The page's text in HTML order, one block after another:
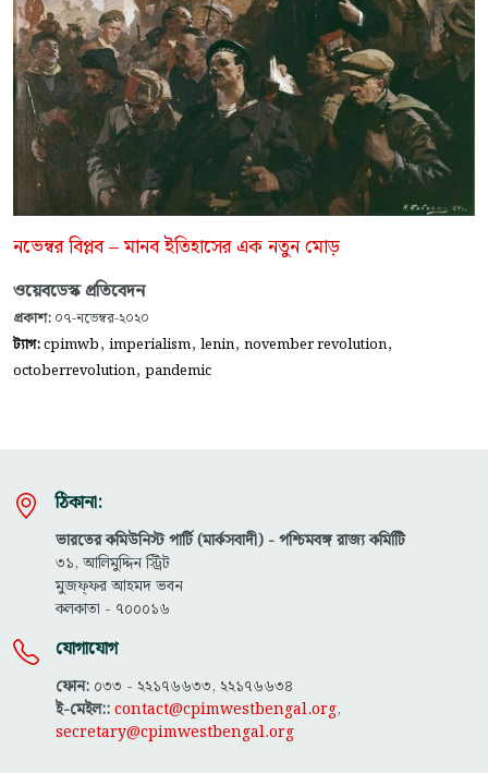
নভেম্বর বিপ্লব – মানব ইতিহাসের এক নতুন মোড়
ওয়েবডেস্ক প্রতিবেদন
প্রকাশ: ০৭-নভেম্বর-২০২০
ট্যাগ:cpimwb, imperialism, lenin, november revolution,
octoberrevolution, pandemic
ঠিকানা:
ভারতের কমিউনিস্ট পার্টি (মার্কসবাদী) - পশ্চিমবঙ্গ রাজ্য কমিটিি
৩১, আলিমুদ্দিন স্ট্রিট
মুজফ্ফ‌র আহমদ ভবন
কলকাতা - ৭০০০১৬
যোগাযোগ
ফোন: ০৩৩ - ২২১৭৬৬৩৩, ২২১৭৬৬৩৪
ই-মেইল::contact@cpimwestbengal.org,
secretary@cpimwestbengal.org